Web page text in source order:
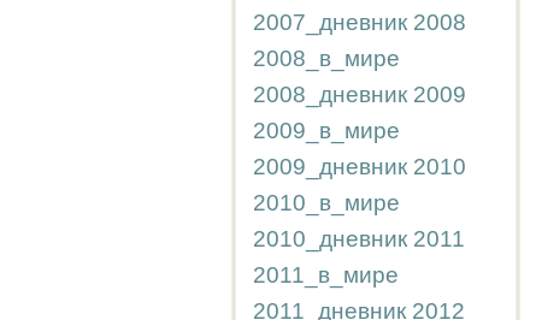
2007_дневник 2008
2008_в_мире
2008_дневник 2009
2009_в_мире
2009_дневник 2010
2010_в_мире
2010_дневник 2011
2011_в_мире
2011_дневник 2012